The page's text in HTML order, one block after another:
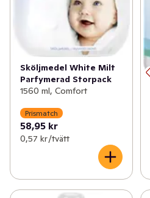
Sköljmedel White Milt
Parfymerad Storpack
1560 ml, Comfort
Prismatch
58,95 kr
0,57 kr /tvätt